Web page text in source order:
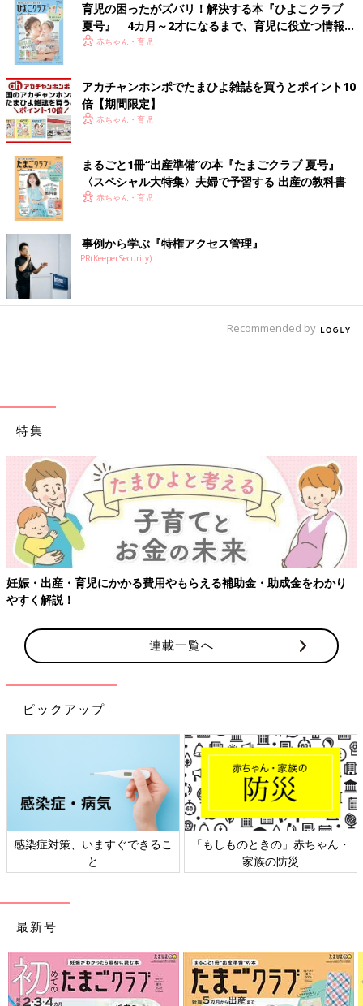
育休復帰直後、子どもがいないオフィスで思わず、小さいパーツ
を見て「危険！！誤飲しちゃう！」と反射的に焦ってしまい、自
分にびっくり。
ク・・・。ハハのさけび#18でも書きましたが、妊娠してからず
っと、子どもの命を守ることに必死なのですよね。いつか、もう
子どもを守りたいがあまり・・・[ハハの
さけび #18]
子どもを守りたいがあまり・・・[ハハのさけ
び #18]妊娠して出産して・・・ずっとずっと
「この命を守る！」ということに必死で過ごし
ています。（寝ていれば、息をしているか心配
になり。熱が出れば、苦しくないか、救急外来
[わぐり]
2018年4月に息子を出産した34歳。
Twitter(@ninputweet)とInstagram(@haha_waguri)で、妊娠中か
ら現在の育児中までのイラストを、ほぼ毎日更新しています。
X（旧Twitter）「ハハのつぶやき」
Instagram「ハハのつぶやき」
母親になったなーと感じること：食事[ハ
ハのさけび #47]
母親になったなーと感じること：食事[ハハの
さけび #47]ハハのさけび#46-50では、私が
「母親になったなー」と感じる瞬間について書
いていきたいと思います。子どもの離乳食が終
わり、大人と同じようなものが食べられるよう
になってからというもの・・・食事の時、子ど
もの食べられるものを探すハンターと化してい
クセになりました。人のおうちでご馳走になる
時も、子どもに食べさせるためなら、「これ、
いただいていいですか？」とグイグイ行ってし
まう。私、雌ライオンかな？と思います。
※この記事は、過去にたまひよONLINEで公開されたものです。
母親になったなーと
育児の困ったがズバリ！解決する本『ひよこクラブ
夏号』 4カ月～2才になるまで、育児に役立つ情報が
いっぱい！
赤ちゃん・育児
アカチャンホンポでたまひよ雑誌を買うとポイント10
倍【期間限定】
赤ちゃん・育児
まるごと1冊“出産準備”の本『たまごクラブ 夏号』
〈スペシャル大特集〉夫婦で予習する 出産の教科書
赤ちゃん・育児
事例から学ぶ『特権アクセス管理』
PR(KeeperSecurity)
Recommended by
特集
妊娠・出産・育児にかかる費用やもらえる補助金・助成金をわかり
やすく解説！
連載一覧へ
ピックアップ
感染症対策、いますぐできるこ
と
「もしものときの」赤ちゃん・
家族の防災
最新号